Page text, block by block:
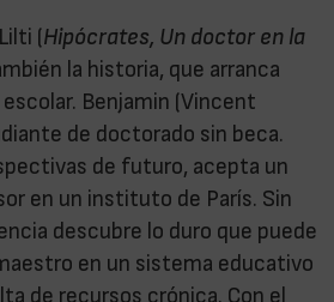
( Hipócrates, Un doctor en la
la historia, que arranca
Benjamin (Vincent
de doctorado sin beca.
de futuro, acepta un
en un instituto de París. Sin
descubre lo duro que puede
en un sistema educativo
de recursos crónica. Con el